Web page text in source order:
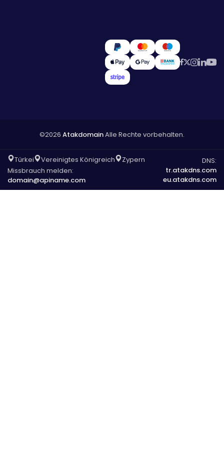
©2026 AtakdomainAlle Rechte vorbehalten.
Türkei Vereinigtes Königreich
Zypern
Missbrauch melden:
domain@apiname.com
DNS:
tr.atakdns.com
eu.atakdns.com